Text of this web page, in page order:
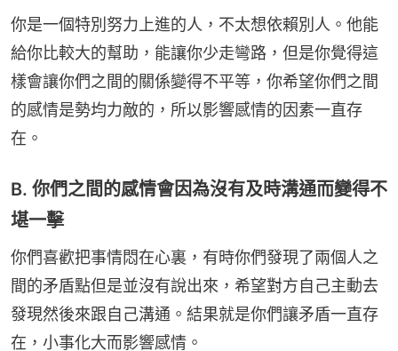
你是一個特別努力上進的人，不太想依賴別人。他能
給你比較大的幫助，能讓你少走彎路，但是你覺得這
樣會讓你們之間的關係變得不平等，你希望你們之間
的感情是勢均力敵的，所以影響感情的因素一直存
在。
B. 你們之間的感情會因為沒有及時溝通而變得不
堪一擊
你們喜歡把事情悶在心裏，有時你們發現了兩個人之
間的矛盾點但是並沒有說出來，希望對方自己主動去
發現然後來跟自己溝通。結果就是你們讓矛盾一直存
在，小事化大而影響感情。